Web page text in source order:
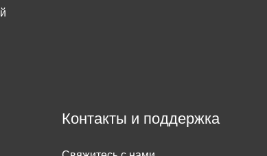
Контакты и поддержка